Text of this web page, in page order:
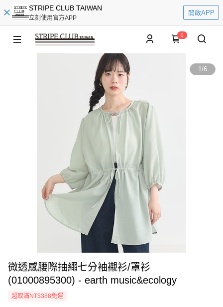
STRIPE CLUB TAIWAN
立刻使用官方APP
開啟APP
0
1/6
微透感腰際抽繩七分袖襯衫/罩衫
(01000895300) - earth music&ecology
超取滿NT$388免運